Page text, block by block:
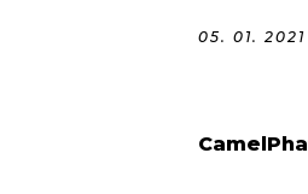
05. 01. 2021